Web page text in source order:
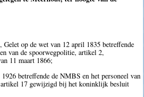
op de wet van 12 april 1835 betreffende
van de spoorwegpolitie, artikel 2,
11 maart 1866;
betreffende de NMBS en het personeel van
artikel 17 gewijzigd bij het koninklijk besluit